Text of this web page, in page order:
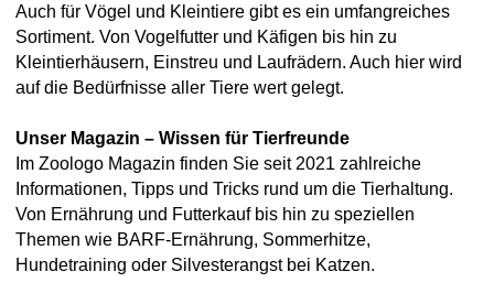
Auch für Vögel und Kleintiere gibt es ein umfangreiches
Sortiment. Von Vogelfutter und Käfigen bis hin zu
Kleintierhäusern, Einstreu und Laufrädern. Auch hier wird
auf die Bedürfnisse aller Tiere wert gelegt.
Unser Magazin – Wissen für Tierfreunde
Im Zoologo Magazin finden Sie seit 2021 zahlreiche
Informationen, Tipps und Tricks rund um die Tierhaltung.
Von Ernährung und Futterkauf bis hin zu speziellen
Themen wie BARF-Ernährung, Sommerhitze,
Hundetraining oder Silvesterangst bei Katzen.